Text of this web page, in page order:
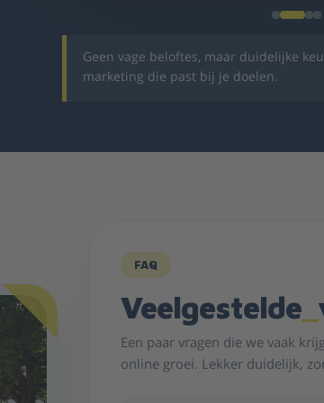
Geen vage beloftes, maar duidelijke
marketing die past bij je doelen.
FAQ
Veelgestelde
Een paar vragen die we vaak
online groei. Lekker duidelijk,